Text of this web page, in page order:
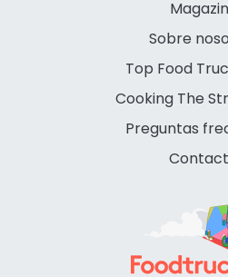
Sobre
Top Food
Cooking The
Preguntas